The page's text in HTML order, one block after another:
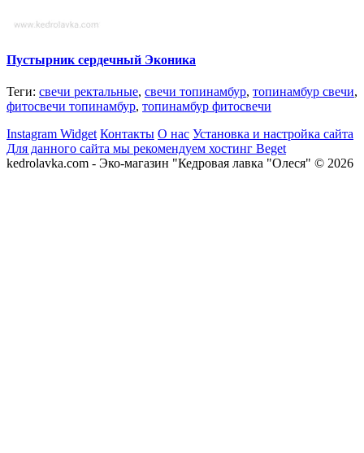
Пустырник сердечный Эконика
Теги: свечи ректальные, свечи топинамбур, топинамбур свечи,
фитосвечи топинамбур, топинамбур фитосвечи
Instagram Widget Контакты О нас Установка и настройка сайта
Для данного сайта мы рекомендуем хостинг Beget
kedrolavka.com - Эко-магазин "Кедровая лавка "Олеся" © 2026